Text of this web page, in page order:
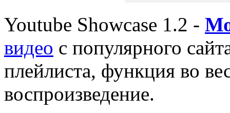
Youtube Showcase 1.2 -
видео с популярного
плейлиста, функция во
воспроизведение.